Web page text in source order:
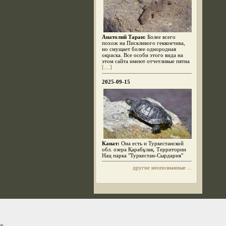
Анатолий Таран: Более всего
похож на Пискливого геккончика,
но смущает более однородная
окраска. Все особи этого вида на
этом сайта имеют отчетливые пятна
[....]
2025-09-15
Канат: Она есть и Туркестанской
обл. озера Қарабұлақ. Территории
Нац парка "Туркестан-Сырдария"
другие неопознанные ...